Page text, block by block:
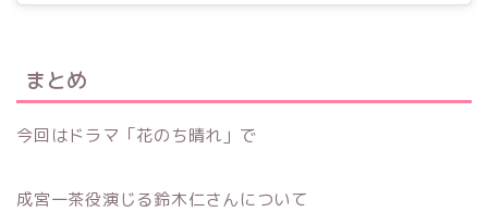
まとめ
今回はドラマ「花のち晴れ」で
成宮一茶役演じる鈴木仁さんについて